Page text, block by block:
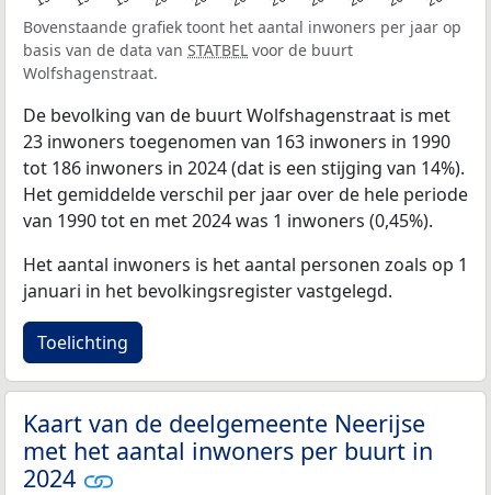
Bovenstaande grafiek toont het aantal inwoners per jaar op
basis van de data van STATBEL voor de buurt
Wolfshagenstraat.
De bevolking van de buurt Wolfshagenstraat is met
23 inwoners toegenomen van 163 inwoners in 1990
tot 186 inwoners in 2024 (dat is een stijging van 14%).
Het gemiddelde verschil per jaar over de hele periode
van 1990 tot en met 2024 was 1 inwoners (0,45%).
Het aantal inwoners is het aantal personen zoals op 1
januari in het bevolkingsregister vastgelegd.
Toelichting
Kaart van de deelgemeente Neerijse
met het aantal inwoners per buurt in
2024